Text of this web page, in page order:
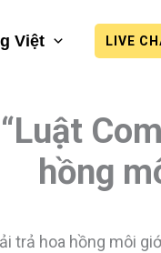
Việt LIVE
hồng
trả hoa hồng môi